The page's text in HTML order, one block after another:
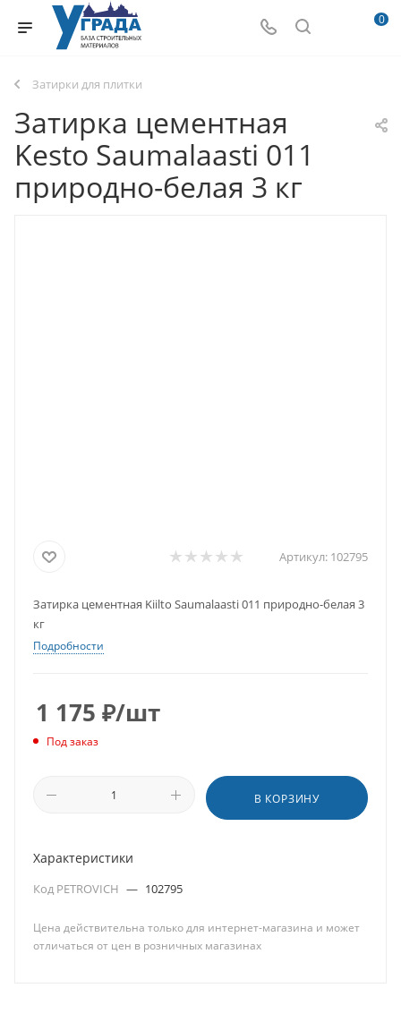
0
Затирки для плитки
Затирка цементная
Kesto Saumalaasti 011
природно-белая 3 кг
Артикул: 102795
Затирка цементная Kiilto Saumalaasti 011 природно-белая 3
кг
Подробности
1 175 ₽/шт
Под заказ
В КОРЗИНУ
Характеристики
Код PETROVICH — 102795
Цена действительна только для интернет-магазина и может
отличаться от цен в розничных магазинах